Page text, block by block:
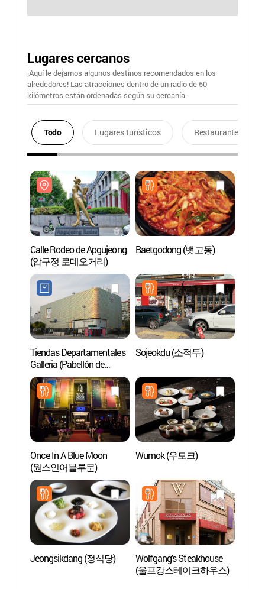
Lugares cercanos
¡Aquí le dejamos algunos destinos recomendados en los
alrededores! Las atracciones dentro de un radio de 50
kilómetros están ordenadas según su cercanía.
Todo Lugares turísticos Restaurantes
Calle Rodeo de Apgujeong
(압구정 로데오거리)
Baetgodong (뱃고동)
Tiendas Departamentales
Galleria (Pabellón de
Artículos de Lujo)
(갤러리아백화점 명품관)
Sojeokdu (소적두)
Once In A Blue Moon
(원스인어블루문)
Wumok (우모크)
Jeongsikdang (정식당)
Wolfgang's Steakhouse
(울프강스테이크하우스)